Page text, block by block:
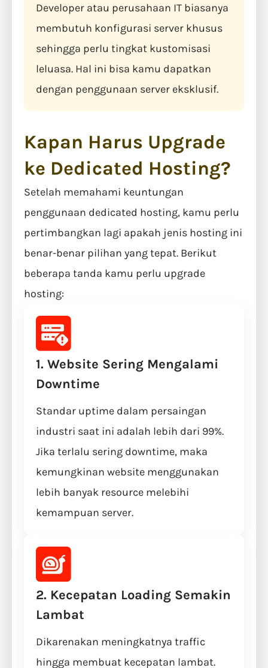
Developer atau perusahaan IT biasanya
membutuh konfigurasi server khusus
sehingga perlu tingkat kustomisasi
leluasa. Hal ini bisa kamu dapatkan
dengan penggunaan server eksklusif.
Kapan Harus Upgrade
ke Dedicated Hosting?
Setelah memahami keuntungan
penggunaan dedicated hosting, kamu perlu
pertimbangkan lagi apakah jenis hosting ini
benar-benar pilihan yang tepat. Berikut
beberapa tanda kamu perlu upgrade
hosting:
1. Website Sering Mengalami
Downtime
Standar uptime dalam persaingan
industri saat ini adalah lebih dari 99%.
Jika terlalu sering downtime, maka
kemungkinan website menggunakan
lebih banyak resource melebihi
kemampuan server.
2. Kecepatan Loading Semakin
Lambat
Dikarenakan meningkatnya traffic
hingga membuat kecepatan lambat.